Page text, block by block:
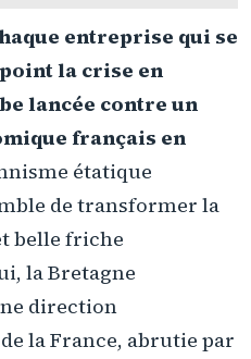
entreprise qui se
la crise en
lancée contre un
français en
étatique
de transformer la
belle friche
la Bretagne
direction
la France, abrutie par